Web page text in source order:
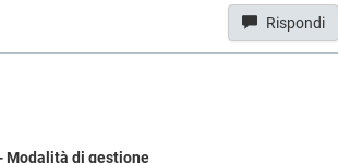
Rispondi
Modalità di gestione